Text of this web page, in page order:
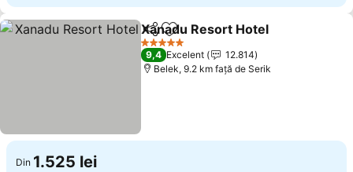
DistribuițiAdăugaţi la favorite
Xanadu Resort Hotel
5 Stele
9,4 Excelent
12.814
Belek, 9.2 km faţă de Serik
Din 1.525 lei